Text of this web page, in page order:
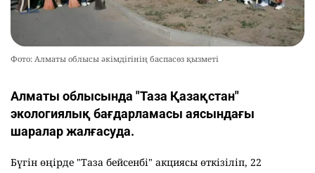
Фото: Алматы облысы әкімдігінің баспасөз қызметі
Алматы облысында "Таза Қазақстан"
экологиялық бағдарламасы аясындағы
шаралар жалғасуда.
Бүгін өңірде "Таза бейсенбі" акциясы өткізіліп, 22